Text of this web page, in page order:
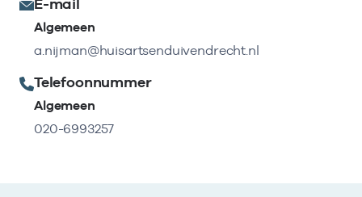
E-mail
Algemeen
a.nijman@huisartsenduivendrecht.nl
Telefoonnummer
Algemeen
020-6993257